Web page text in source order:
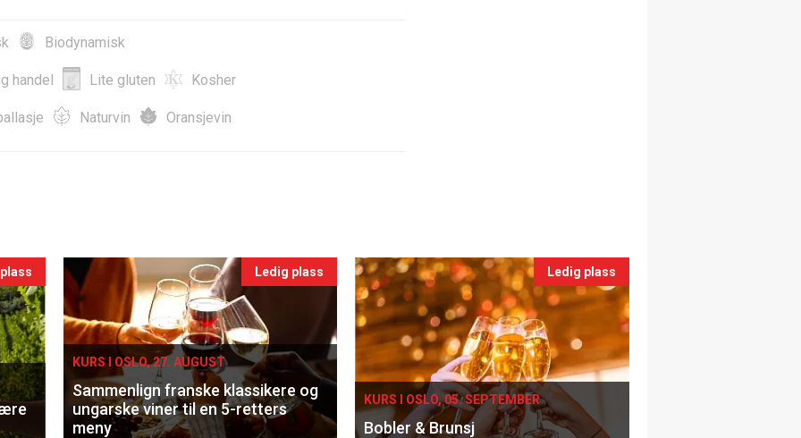
Biodynamisk
handel Lite gluten Kosher
Naturvin Oransjevin
Ledig plass
KURS I OSLO, 27. AUGUST
Sammenlign franske klassikere og
ungarske viner til en 5-retters
meny
Ledig plass
KURS I OSLO, 05. SEPTEMBER
Bobler & Brunsj